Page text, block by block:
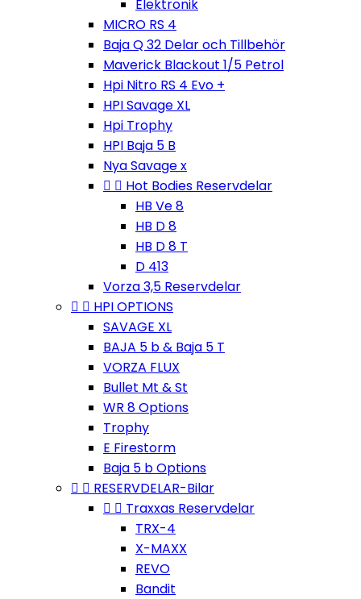
Elektronik
MICRO RS 4
Baja Q 32 Delar och Tillbehör
Maverick Blackout 1/5 Petrol
Hpi Nitro RS 4 Evo +
HPI Savage XL
Hpi Trophy
HPI Baja 5 B
Nya Savage x
  Hot Bodies Reservdelar
HB Ve 8
HB D 8
HB D 8 T
D 413
Vorza 3,5 Reservdelar
  HPI OPTIONS
SAVAGE XL
BAJA 5 b & Baja 5 T
VORZA FLUX
Bullet Mt & St
WR 8 Options
Trophy
E Firestorm
Baja 5 b Options
  RESERVDELAR-Bilar
  Traxxas Reservdelar
TRX-4
X-MAXX
REVO
Bandit